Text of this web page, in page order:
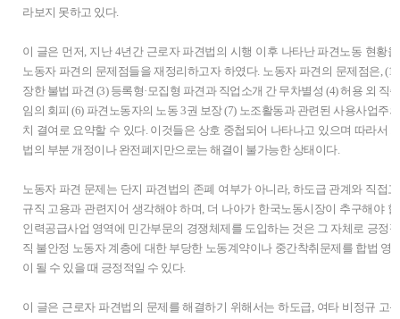
라보지 못하고 있다.
이 글은 먼저, 지난 4년간 근로자 파견법의 시행 이후 나타난 파견노동 현황
노동자 파견의 문제점들을 재정리하고자 하였다. 노동자 파견의 문제점은,
장한 불법 파견 (3) 등록형·모집형 파견과 직업소개 간 무차별성 (4) 허용 외 직
임의 회피 (6) 파견노동자의 노동 3권 보장 (7) 노조활동과 관련된 사용사업주
치 결여로 요약할 수 있다. 이것들은 상호 중첩되어 나타나고 있으며 따라서
법의 부분 개정이나 완전폐지만으로는 해결이 불가능한 상태이다.
노동자 파견 문제는 단지 파견법의 존폐 여부가 아니라, 하도급 관계와 직접
규직 고용과 관련지어 생각해야 하며, 더 나아가 한국노동시장이 추구해야
인력공급사업 영역에 민간부문의 경쟁체제를 도입하는 것은 그 자체로 긍정
직 불안정 노동자 계층에 대한 부당한 노동계약이나 중간착취문제를 합법 영
이 될 수 있을 때 긍정적일 수 있다.
이 글은 근로자 파견법의 문제를 해결하기 위해서는 하도급, 여타 비정규 고